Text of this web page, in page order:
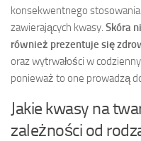
konsekwentnego
zawierających kwasy. Skóra
również prezentuje się
oraz wytrwałości w
ponieważ to one prowadzą
Jakie kwasy na
zależności od